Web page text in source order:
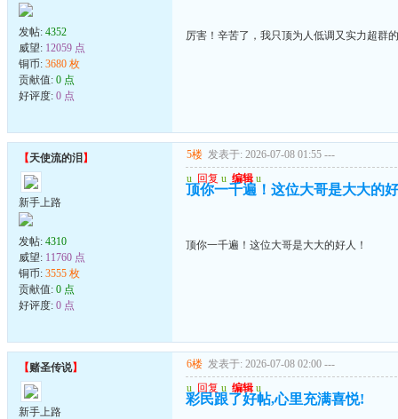
发帖: 4352
威望: 12059 点
铜币: 3680 枚
贡献值: 0 点
好评度: 0 点
厉害！辛苦了，我只顶为人低调又实力超群
【天使流的泪 】
新手上路
发帖: 4310
威望: 11760 点
铜币: 3555 枚
贡献值: 0 点
好评度: 0 点
5楼 发表于: 2026-07-08 01:55 ---
u 回复 u 编辑 u
顶你一千遍！这位大哥是大大的
顶你一千遍！这位大哥是大大的好人！
【赌圣传说】
新手上路
6楼 发表于: 2026-07-08 02:00 ---
u 回复 u 编辑 u
彩民跟了好帖,心里充满喜悦!